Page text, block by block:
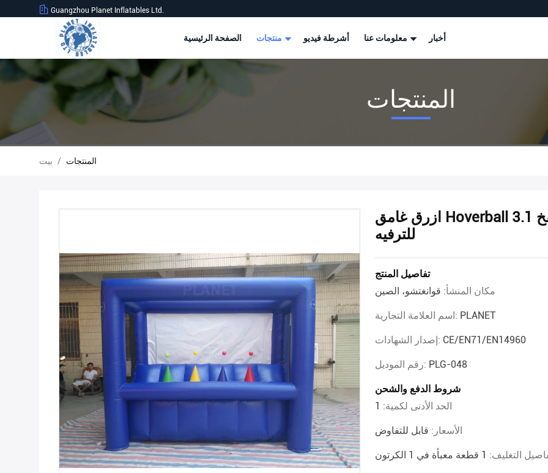
Guangzhou Planet Inflatables Ltd.
الصفحة الرئيسية أشرطة فيديو أخبار
المنتجات
بيت / المنتجات
ازرق غامق Hoverball الرماية لعبة نفخ 3.1 X 1.5 X 2.4 M صالح
للترفيه
تفاصيل المنتج
مكان المنشأ: قوانغتشو، الصين
اسم العلامة التجارية: PLANET
إصدار الشهادات: CE/EN71/EN14960
رقم الموديل: PLG-048
شروط الدفع والشحن
الحد الأدنى لكمية: 1
الأسعار: قابل للتفاوض
التغليف: 1 قطعة معبأة في 1 الكرتون